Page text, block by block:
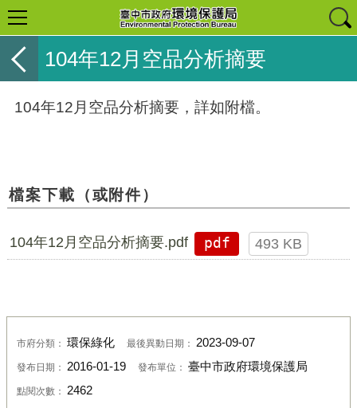
104年12月空品分析摘要
104年12月空品分析摘要，詳如附檔。
檔案下載（或附件）
104年12月空品分析摘要.pdf pdf 493 KB
市府分類： 環保綠化 最後異動日期： 2023-09-07
發布日期： 2016-01-19 發布單位： 臺中市政府環境保護局
點閱次數： 2462